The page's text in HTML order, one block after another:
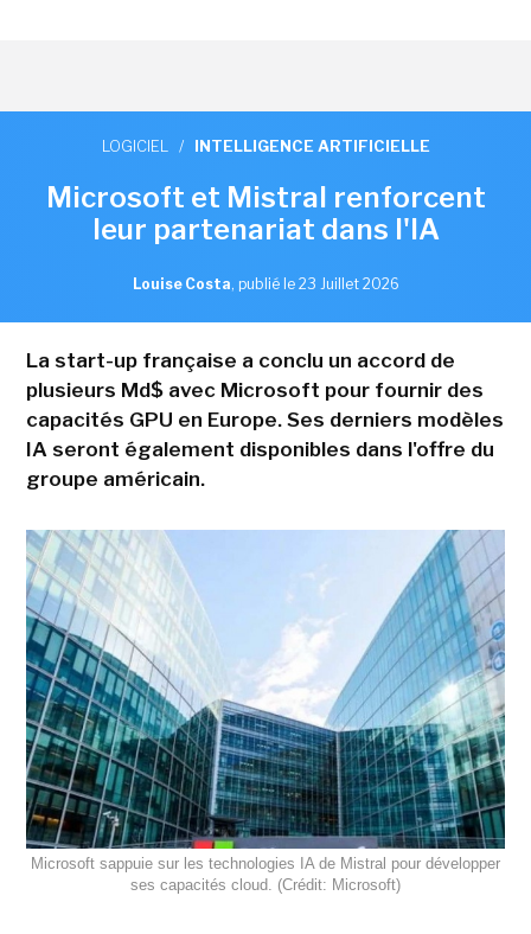
LOGICIEL / INTELLIGENCE ARTIFICIELLE
Microsoft et Mistral renforcent
leur partenariat dans l'IA
Louise Costa, publié le 23 Juillet 2026
La start-up française a conclu un accord de
plusieurs Md$ avec Microsoft pour fournir des
capacités GPU en Europe. Ses derniers modèles
IA seront également disponibles dans l'offre du
groupe américain.
Microsoft sappuie sur les technologies IA de Mistral pour développer
ses capacités cloud. (Crédit: Microsoft)